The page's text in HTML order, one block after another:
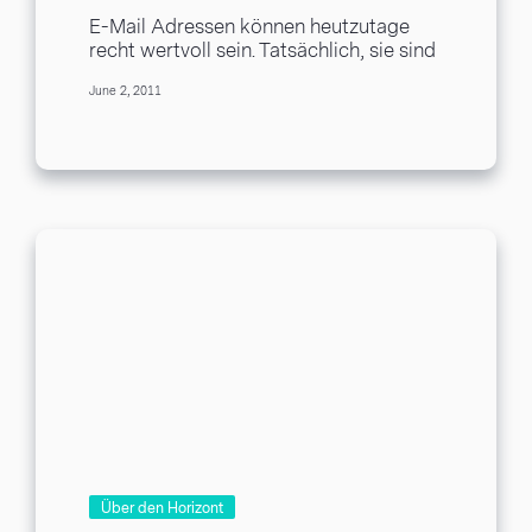
Erntemaschinen ab
E-Mail Adressen können heutzutage
recht wertvoll sein. Tatsächlich, sie sind
um sie in Ihre...
June 2, 2011
Über den Horizont